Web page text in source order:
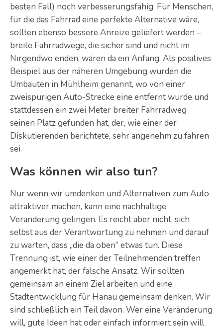
besten Fall) noch verbesserungsfähig. Für Menschen,
für die das Fahrrad eine perfekte Alternative wäre,
sollten ebenso bessere Anreize geliefert werden ­–
breite Fahrradwege, die sicher sind und nicht im
Nirgendwo enden, wären da ein Anfang. Als positives
Beispiel aus der näheren Umgebung wurden die
Umbauten in Mühlheim genannt, wo von einer
zweispurigen Auto-Strecke eine entfernt wurde und
stattdessen ein zwei Meter breiter Fahrradweg
seinen Platz gefunden hat, der, wie einer der
Diskutierenden berichtete, sehr angenehm zu fahren
sei.
Was können wir also tun?
Nur wenn wir umdenken und Alternativen zum Auto
attraktiver machen, kann eine nachhaltige
Veränderung gelingen. Es reicht aber nicht, sich
selbst aus der Verantwortung zu nehmen und darauf
zu warten, dass „die da oben“ etwas tun. Diese
Trennung ist, wie einer der Teilnehmenden treffen
angemerkt hat, der falsche Ansatz. Wir sollten
gemeinsam an einem Ziel arbeiten und eine
Stadtentwicklung für Hanau gemeinsam denken. Wir
sind schließlich ein Teil davon. Wer eine Veränderung
will, gute Ideen hat oder einfach informiert sein will